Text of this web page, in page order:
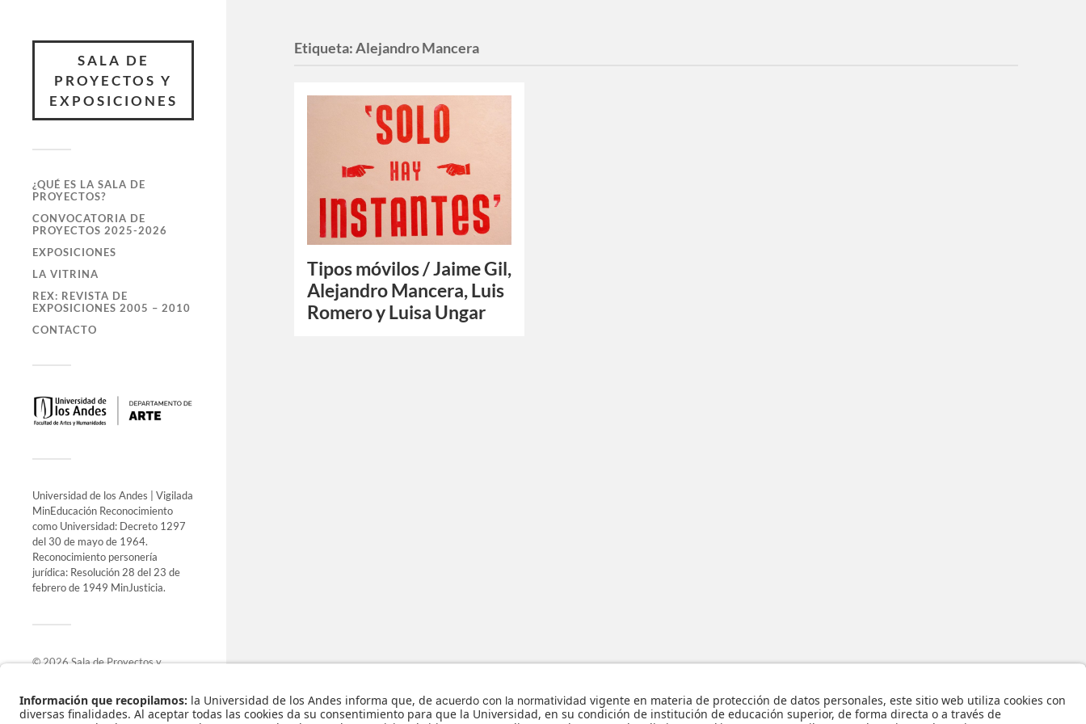
SALA DE
PROYECTOS Y
EXPOSICIONES
¿QUÉ ES LA SALA DE
PROYECTOS?
CONVOCATORIA DE
PROYECTOS 2025-2026
EXPOSICIONES
LA VITRINA
REX: REVISTA DE
EXPOSICIONES 2005 – 2010
CONTACTO
Universidad de los Andes | Vigilada
MinEducación Reconocimiento
como Universidad: Decreto 1297
del 30 de mayo de 1964.
Reconocimiento personería
jurídica: Resolución 28 del 23 de
febrero de 1949 MinJusticia.
© 2026Sala de Proyectos y
Funciona con
.
Tema deAnders Norén.
Etiqueta:Alejandro Mancera
Tipos móvilos / Jaime Gil,
Alejandro Mancera, Luis
Romero y Luisa Ungar